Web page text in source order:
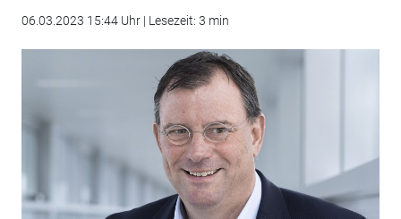
06.03.2023 15:44 Uhr | Lesezeit: 3 min